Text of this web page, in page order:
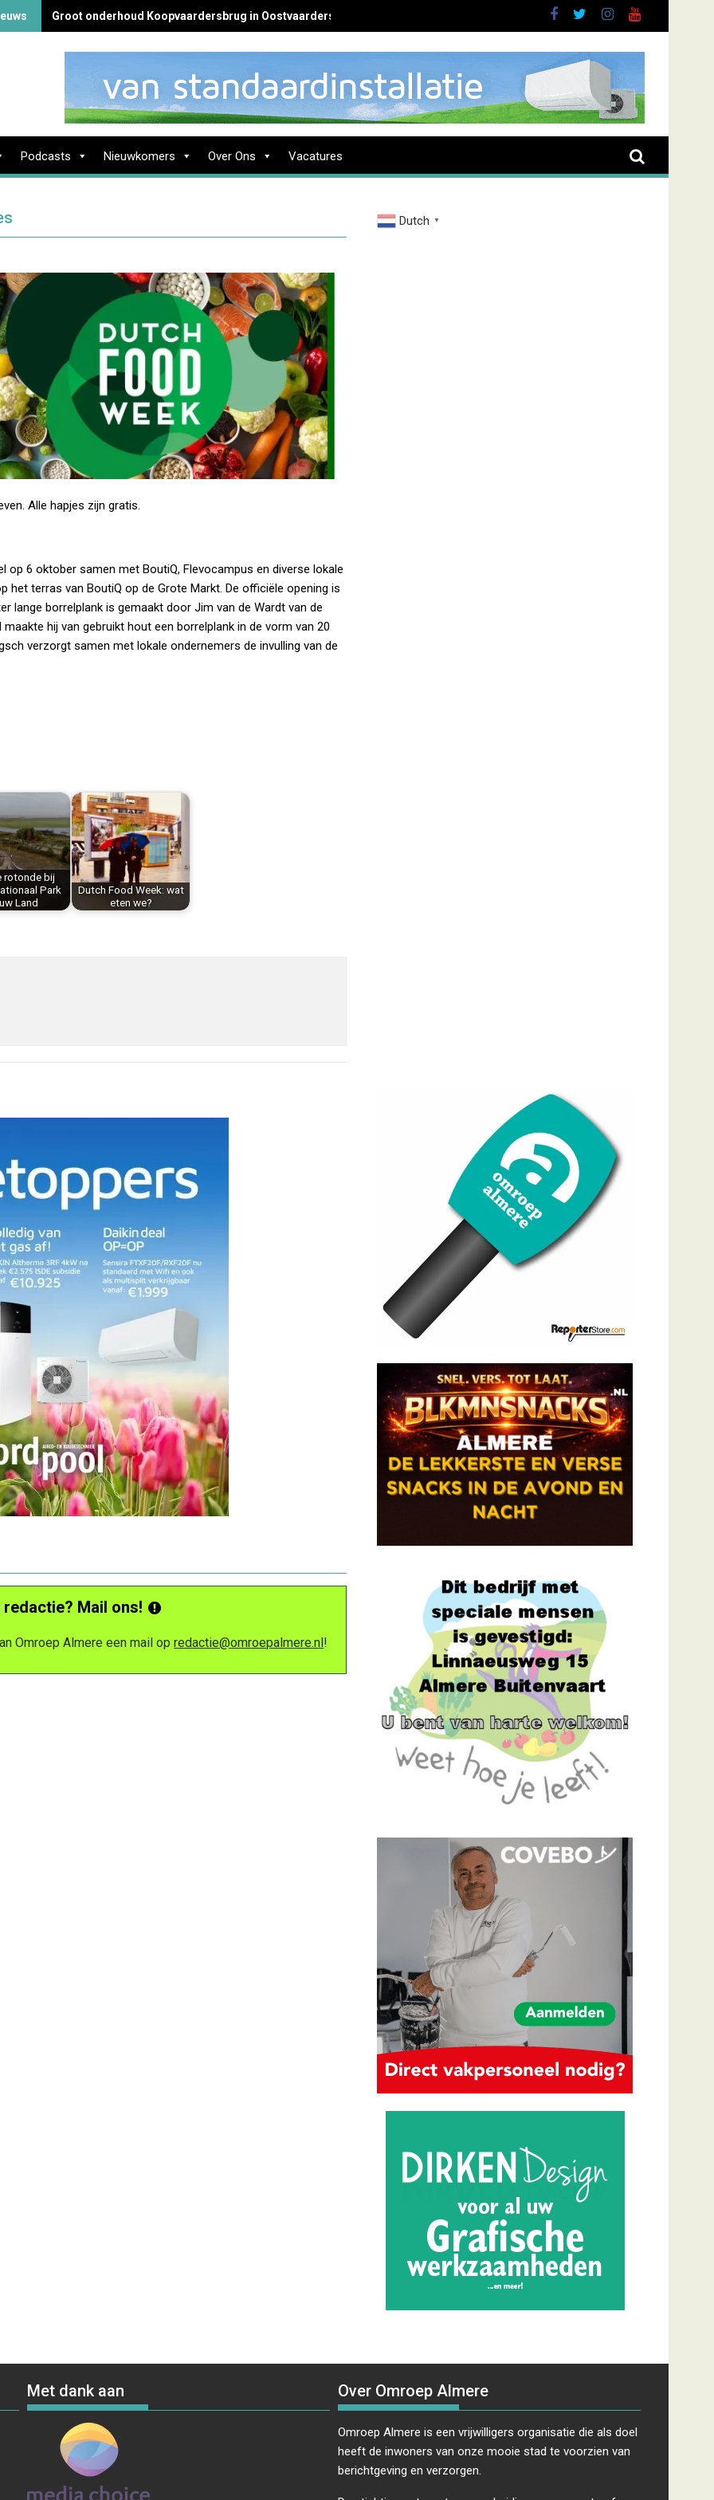
Groot onderhoud Koopvaardersbrug in Oostvaardersbuurt
Podcasts Nieuwkomers Over Ons Vacatures
Alle hapjes zijn gratis.
op 6 oktober samen met BoutiQ, Flevocampus en diverse lokale
het terras van BoutiQ op de Grote Markt. De officiële opening is
lange borrelplank is gemaakt door Jim van de Wardt van de
hij van gebruikt hout een borrelplank in de vorm van 20
verzorgt samen met lokale ondernemers de invulling van de
rotonde bij
Park
Land
Dutch Food Week: wat
eten we?
Mail ons!
Omroep Almere een mail opredactie@omroepalmere.nl!
Dutch ▼
Met dank aan Over Omroep Almere
Omroep Almere is een vrijwilligers organisatie die als doel
heeft de inwoners van onze mooie stad te voorzien van
berichtgeving en verzorgen.